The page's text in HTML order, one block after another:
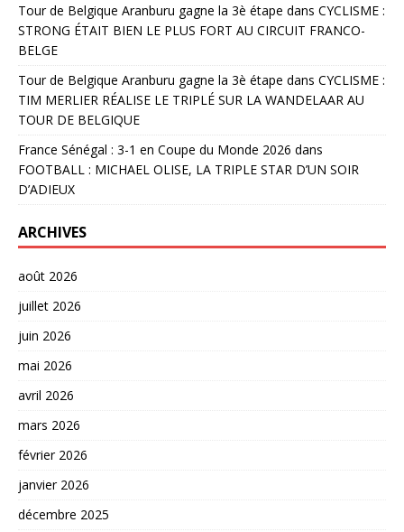
Tour de Belgique Aranburu gagne la 3è étape dans CYCLISME :
STRONG ÉTAIT BIEN LE PLUS FORT AU CIRCUIT FRANCO-
BELGE
Tour de Belgique Aranburu gagne la 3è étape dans CYCLISME :
TIM MERLIER RÉALISE LE TRIPLÉ SUR LA WANDELAAR AU
TOUR DE BELGIQUE
France Sénégal : 3-1 en Coupe du Monde 2026 dans
FOOTBALL : MICHAEL OLISE, LA TRIPLE STAR D’UN SOIR
D’ADIEUX
ARCHIVES
août 2026
juillet 2026
juin 2026
mai 2026
avril 2026
mars 2026
février 2026
janvier 2026
décembre 2025